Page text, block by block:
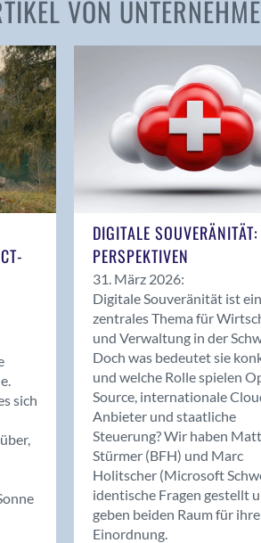
VON
sich
DIGITALE
PERSPEKTIVEN
31. März 2026:
Digitale Souveränität ist ein
zentrales Thema für
und Verwaltung in der
Doch was bedeutet sie
und welche Rolle spielen
Source, internationale
Anbieter und staatliche
Steuerung? Wir haben
Stürmer (BFH) und Marc
Holitscher (Microsoft
identische Fragen gestellt
geben beiden Raum für ihre
Einordnung.